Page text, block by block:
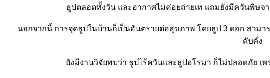
ธูปตลอดทั้งวัน และอากาศไม่ค่อยถ่ายเท แถมยังมีควันพิษจ
นอกจากนี้ การจุดธูปในบ้านก็เป็นอันตรายต่อสุขภาพ โดยธูป 3 ดอก สาม
คับคั่ง
งมีงานวิจัยพบว่า ธูปไร้ควันและธูปอโรมา ก็ไม่ปลอดภัย เ